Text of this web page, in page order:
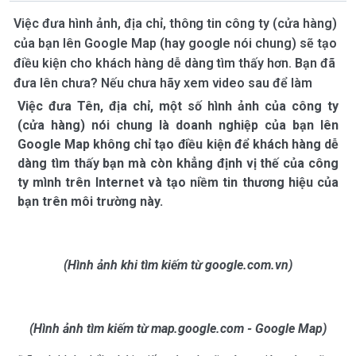
Việc đưa hình ảnh, địa chỉ, thông tin công ty (cửa hàng)
của bạn lên Google Map (hay google nói chung) sẽ tạo
điều kiện cho khách hàng dễ dàng tìm thấy hơn. Bạn đã
đưa lên chưa? Nếu chưa hãy xem video sau để làm
Việc đưa Tên, địa chỉ, một số hình ảnh của công ty
(cửa hàng) nói chung là doanh nghiệp của bạn lên
Google Map không chỉ tạo điều kiện để khách hàng dễ
dàng tìm thấy bạn mà còn khẳng định vị thế của công
ty mình trên Internet và tạo niềm tin thương hiệu của
bạn trên môi trường này.
(Hình ảnh khi tìm kiếm từ google.com.vn)
(Hình ảnh tìm kiếm từ map.google.com - Google Map)